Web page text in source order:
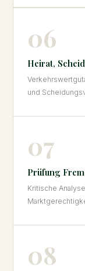
06
Heirat,
und
07
Prüfung
Kritische
08